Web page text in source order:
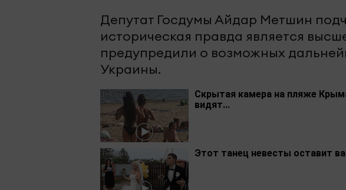
Депутат Госдумы Айдар Метшин
историческая правда является
предупредили о возможных
Украины.
Скрытая камера на пляже
видят...
Этот танец невесты оставит